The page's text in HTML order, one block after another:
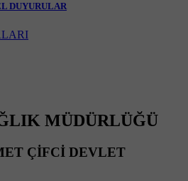
DUYURULAR
MÜDÜRLÜĞÜ
ÇİFCİ DEVLET